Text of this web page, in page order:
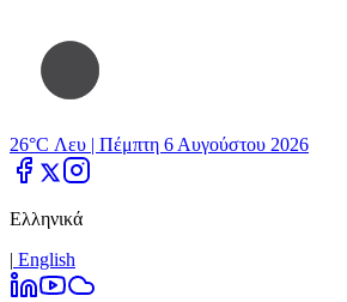
26°C Λευ | Πέμπτη 6 Αυγούστου 2026
Ελληνικά
| Εnglish